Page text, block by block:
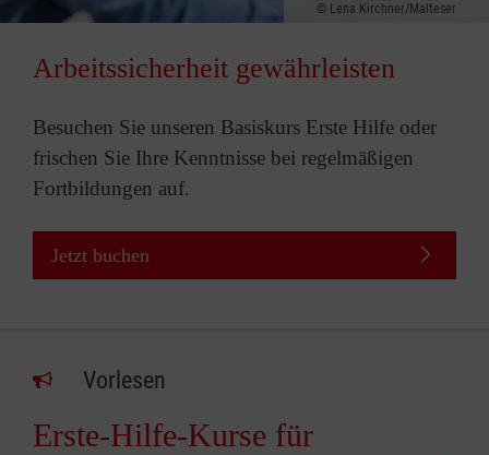
Lena Kirchner/Malteser
Arbeitssicherheit gewährleisten
Besuchen Sie unseren Basiskurs Erste Hilfe oder
frischen Sie Ihre Kenntnisse bei regelmäßigen
Fortbildungen auf.
Jetzt buchen
Vorlesen
Erste-Hilfe-Kurse für